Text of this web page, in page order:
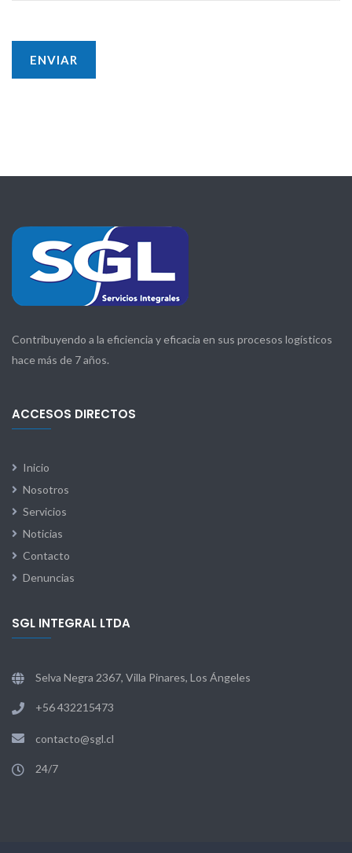
Contribuyendo a la eficiencia y eficacia en sus procesos logísticos
hace más de 7 años.
ACCESOS DIRECTOS
Inicio
Nosotros
Servicios
Noticias
Contacto
Denuncias
SGL INTEGRAL LTDA
Selva Negra 2367, Villa Pinares, Los Ángeles
+56 432215473
contacto@sgl.cl
24/7